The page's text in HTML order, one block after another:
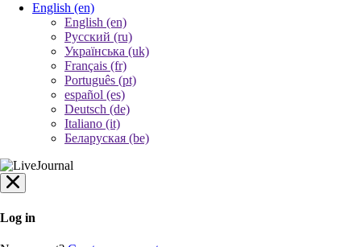
English (en)
English (en)
Русский (ru)
Українська (uk)
Français (fr)
Português (pt)
español (es)
Deutsch (de)
Italiano (it)
Беларуская (be)
Log in